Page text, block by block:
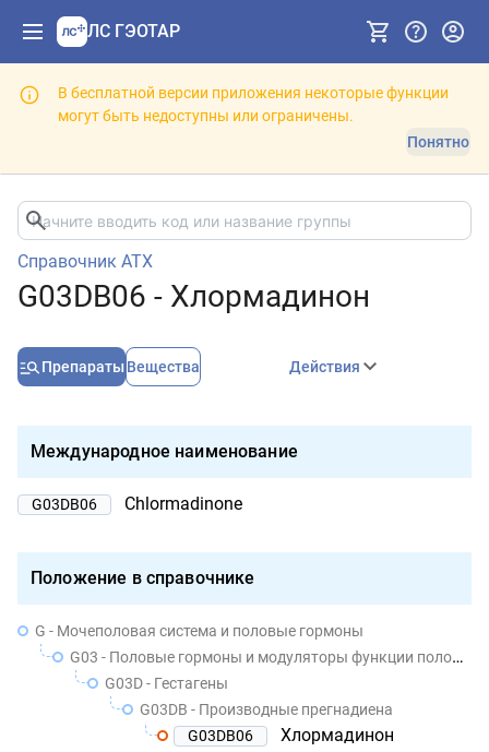
ЛС ГЭОТАР
В бесплатной версии приложения некоторые функции
могут быть недоступны или ограничены.
Понятно
Справочник АТХ
G03DB06 - Хлормадинон
Препараты Вещества Действия
Международное наименование
G03DB06 Chlormadinone
Положение в справочнике
G - Мочеполовая система и половые гормоны
G03 - Половые гормоны и модуляторы функции половых органов
G03D - Гестагены
G03DB - Производные прегнадиена
G03DB06
Хлормадинон